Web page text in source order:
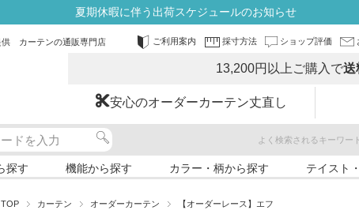
夏期休暇に伴う出荷スケジュールのお知らせ
供 カーテンの通販専門店 ご利用案内 採寸方法 ショップ評価
13,200円以上ご購入で送
安心のオーダーカーテン丈直し
よく検索されるキーワー
探す 機能から探す カラー・柄から探す テイスト
TOP カーテン オーダーカーテン 【オーダーレース】エフ